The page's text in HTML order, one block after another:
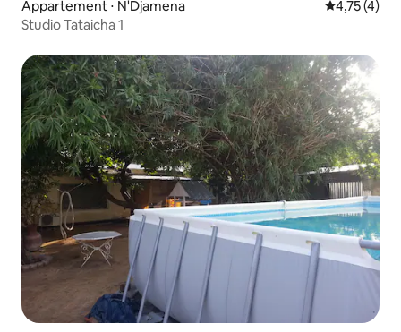
Appartement ⋅ N'Djamena Évaluation
4,75 (4)
Studio Tataicha 1